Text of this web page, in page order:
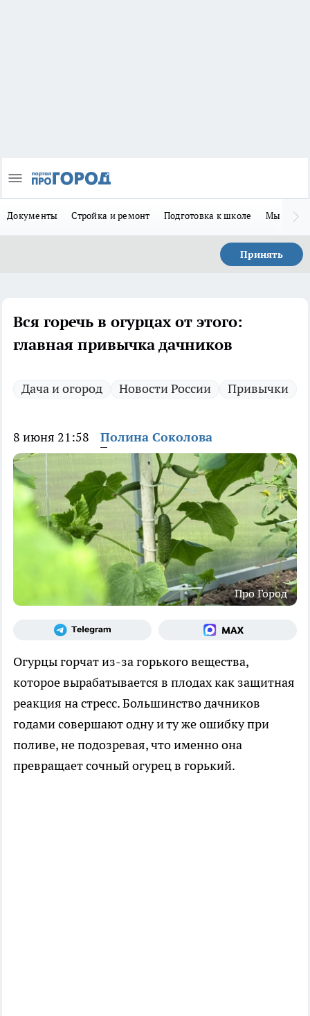
Документы Стройка и ремонт Подготовка к школе Мы в MAX
Принять
Вся горечь в огурцах от этого:
главная привычка дачников
Дача и огород Новости России Привычки
8 июня 21:58 Полина Соколова
Про Город
Огурцы горчат из-за горького вещества,
которое вырабатывается в плодах как защитная
реакция на стресс. Большинство дачников
годами совершают одну и ту же ошибку при
поливе, не подозревая, что именно она
превращает сочный огурец в горький.